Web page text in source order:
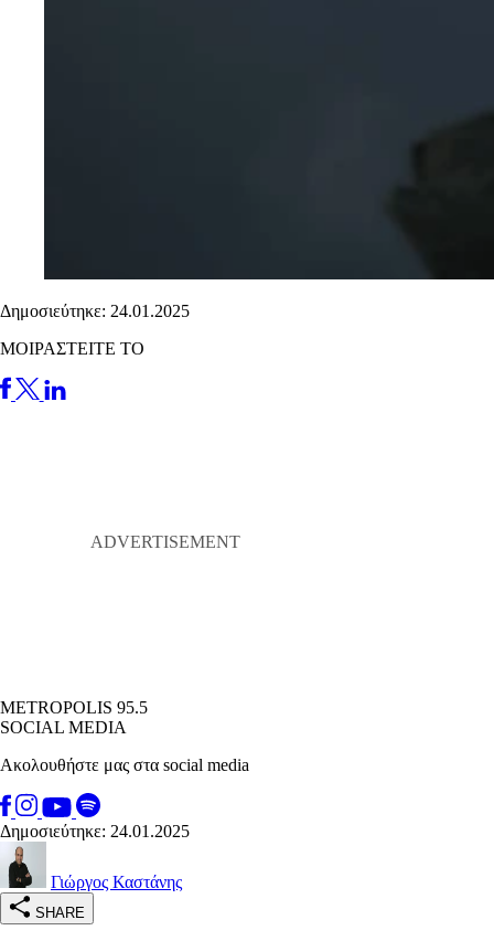
Δημοσιεύτηκε: 24.01.2025
ΜΟΙΡΑΣΤΕΙΤΕ ΤΟ
METROPOLIS 95.5
SOCIAL MEDIA
Ακολουθήστε μας στα social media
Δημοσιεύτηκε: 24.01.2025
Γιώργος Καστάνης
SHARE